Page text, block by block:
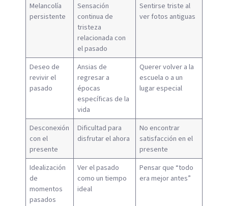
Melancolía
persistente
Sensación
continua de
tristeza
relacionada con
el pasado
Sentirse triste al
ver fotos antiguas
Deseo de
revivir el
pasado
Ansias de
regresar a
épocas
específicas de la
vida
Querer volver a la
escuela o a un
lugar especial
Desconexión
con el
presente
Dificultad para
disfrutar el ahora
No encontrar
satisfacción en el
presente
Idealización
de
momentos
pasados
Ver el pasado
como un tiempo
ideal
Pensar que “todo
era mejor antes”